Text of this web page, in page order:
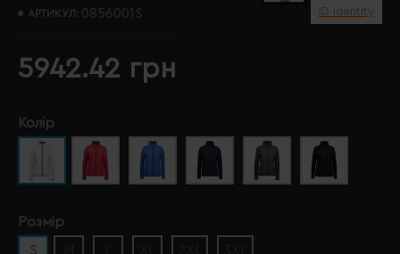
АРТИКУЛ: 0856001S ID identity
5942.42 грн
Колір
Розмір
S